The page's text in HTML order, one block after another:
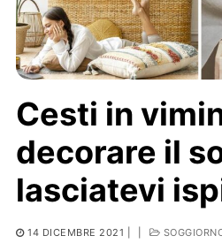
Cesti in
decorare il
lasciatevi
14 DICEMBRE 2021